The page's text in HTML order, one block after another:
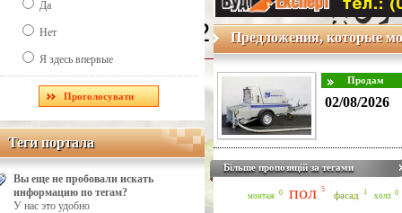
Line Number: 42
Да
Нет
Я здесь впервые
Теги портала
Теги портала
Вы еще не пробовали искать
информацию по тегам?
У нас это удобно
Предложения, которые
02/08/2026
Більше пропозицій за тегами
монтаж 0 пол 5
фасад 1 холл 0